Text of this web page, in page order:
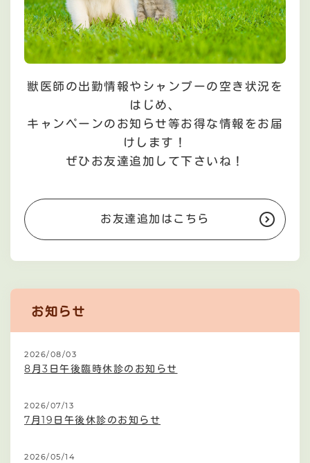
獣医師の出勤情報やシャンプーの空き状況を
はじめ、
キャンペーンのお知らせ等お得な情報をお届
けします！
ぜひお友達追加して下さいね！
お友達追加はこちら
お知らせ
2026/08/03
8月3日午後臨時休診のお知らせ
2026/07/13
7月19日午後休診のお知らせ
2026/05/14